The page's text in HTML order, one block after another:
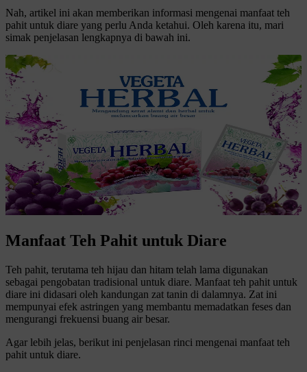
Nah, artikel ini akan memberikan informasi mengenai manfaat teh
pahit untuk diare yang perlu Anda ketahui. Oleh karena itu, mari
simak penjelasan lengkapnya di bawah ini.
Manfaat Teh Pahit untuk Diare
Teh pahit, terutama teh hijau dan hitam telah lama digunakan
sebagai pengobatan tradisional untuk diare. Manfaat teh pahit untuk
diare ini didasari oleh kandungan zat tanin di dalamnya. Zat ini
mempunyai efek astringen yang membantu memadatkan feses dan
mengurangi frekuensi buang air besar.
Agar lebih jelas, berikut ini penjelasan rinci mengenai manfaat teh
pahit untuk diare.